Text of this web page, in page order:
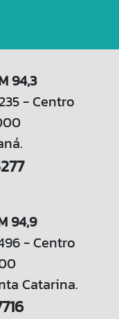
94,3
- Centro
94,9
- Centro
Catarina.